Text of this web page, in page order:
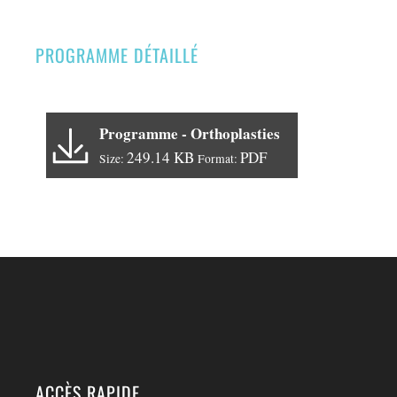
PROGRAMME DÉTAILLÉ
Programme - Orthoplasties
Size: 249.14 KB Format: PDF